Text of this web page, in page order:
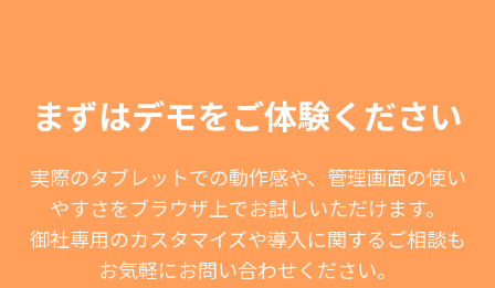
まずはデモをご体験ください
実際のタブレットでの動作感や、管理画面の使い
やすさをブラウザ上でお試しいただけます。
御社専用のカスタマイズや導入に関するご相談も
お気軽にお問い合わせください。